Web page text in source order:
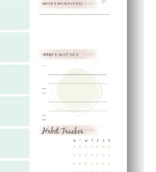
- kinderen checken
of in de klas - gebruik het voor